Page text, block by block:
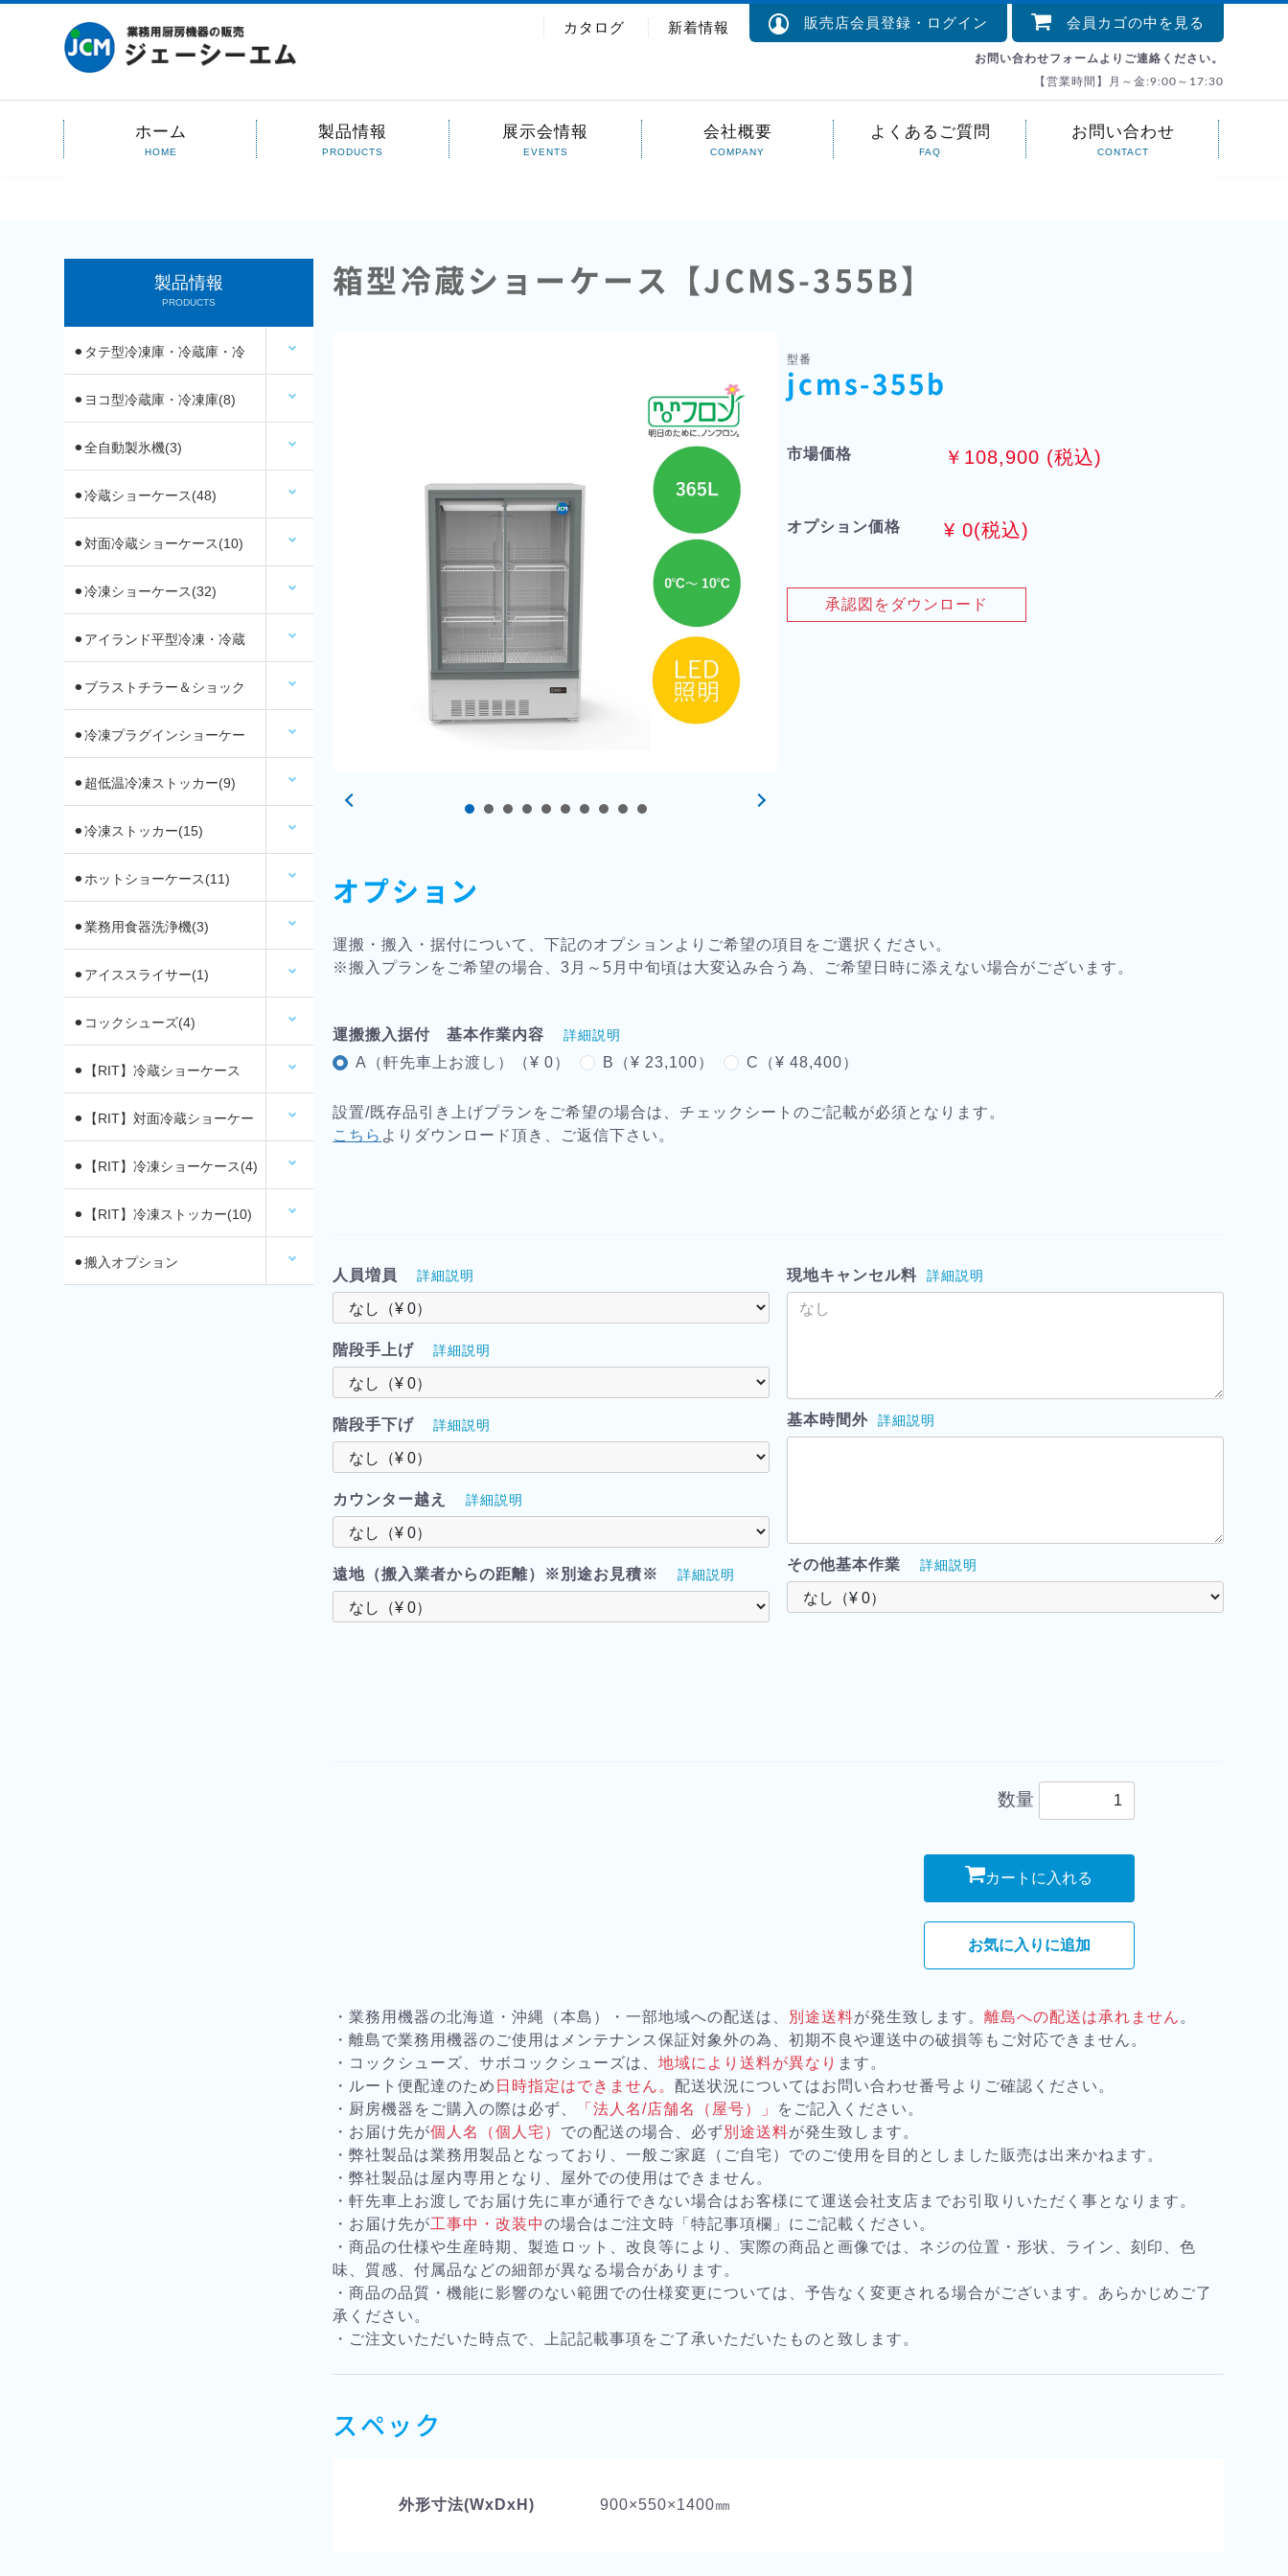
販売店会員登録・ログイン 会員カゴの中を見る
カタログ 新着情報
お問い合わせフォームよりご連絡ください。
【営業時間】月～金:9:00～17:30
ホーム
HOME
製品情報
PRODUCTS
展示会情報
EVENTS
会社概要
COMPANY
よくあるご質問
FAQ
お問い合わせ
CONTACT
箱型冷蔵ショーケース【JCMS-355B】
型番
jcms-355b
市場価格 ￥108,900 (税込)
オプション価格 ¥0(税込)
承認図をダウンロード
オプション
運搬・搬入・据付について、下記のオプションよりご希望の項目をご選択ください。
※搬入プランをご希望の場合、3月～5月中旬頃は大変込み合う為、ご希望日時に添えない場合がございます。
運搬搬入据付 基本作業内容 詳細説明
A（軒先車上お渡し）（¥ 0） B（¥ 23,100） C（¥ 48,400）
設置/既存品引き上げプランをご希望の場合は、チェックシートのご記載が必須となります。
こちら よりダウンロード頂き、ご返信下さい。
人員増員 詳細説明
階段手上げ 詳細説明
階段手下げ 詳細説明
カウンター越え 詳細説明
遠地（搬入業者からの距離）※別途お見積※ 詳細説明
現地キャンセル料 詳細説明
基本時間外 詳細説明
その他基本作業 詳細説明
数量
カートに入れる
お気に入りに追加
・業務用機器の北海道・沖縄（本島）・一部地域への配送は、 別途送料が発生致します。離島への配送は承れません 。
・離島で業務用機器のご使用はメンテナンス保証対象外の為、初期不良や運送中の破損等もご対応できません。
・コックシューズ、サボコックシューズは、地域により送料が異なり ます。
・ルート便配達のため 日時指定はできません。 配送状況についてはお問い合わせ番号よりご確認ください。
・厨房機器をご購入の際は必ず、
「法人名/店舗名（屋号）」
をご記入ください。
・お届け先が個人名（個人宅） での配送の場合、必ず別途送料が発生致します。
・弊社製品は業務用製品となっており、一般ご家庭（ご自宅）でのご使用を目的としました販売は出来かねます。
・弊社製品は屋内専用となり、屋外での使用はできません。
・軒先車上お渡しでお届け先に車が通行できない場合はお客様にて運送会社支店までお引取りいただく事となります。
・お届け先が工事中・改装中の場合はご注文時「特記事項欄」にご記載ください。
・商品の仕様や生産時期、製造ロット、改良等により、実際の商品と画像では、ネジの位置・形状、ライン、刻印、色
味、質感、付属品などの細部が異なる場合があります。
・商品の品質・機能に影響のない範囲での仕様変更については、予告なく変更される場合がございます。あらかじめご了
承ください。
・ご注文いただいた時点で、上記記載事項をご了承いただいたものと致します。
スペック
外形寸法(WxDxH) 900×550×1400㎜
製品情報
PRODUCTS
⚫︎タテ型冷凍庫・冷蔵庫・冷
凍冷蔵庫(14)
⚫︎ヨコ型冷蔵庫・冷凍庫(8)
⚫︎全自動製氷機(3)
⚫︎冷蔵ショーケース(48)
⚫︎対面冷蔵ショーケース(10)
⚫︎冷凍ショーケース(32)
⚫︎アイランド平型冷凍・冷蔵
ショーケース(12)
⚫︎ブラストチラー＆ショック
フリーザー(2)
⚫︎冷凍プラグインショーケー
ス
⚫︎超低温冷凍ストッカー(9)
⚫︎冷凍ストッカー(15)
⚫︎ホットショーケース(11)
⚫︎業務用食器洗浄機(3)
⚫︎アイススライサー(1)
⚫︎コックシューズ(4)
⚫︎【RIT】冷蔵ショーケース
(26)
⚫︎【RIT】対面冷蔵ショーケー
ス(6)
⚫︎【RIT】冷凍ショーケース(4)
⚫︎【RIT】冷凍ストッカー(10)
⚫︎搬入オプション